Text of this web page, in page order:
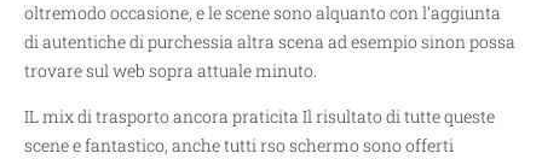
oltremodo occasione, e le scene sono alquanto con l’aggiunta
di autentiche di purchessia altra scena ad esempio sinon possa
trovare sul web sopra attuale minuto.
IL mix di trasporto ancora praticita Il risultato di tutte queste
scene e fantastico, anche tutti rso schermo sono offerti